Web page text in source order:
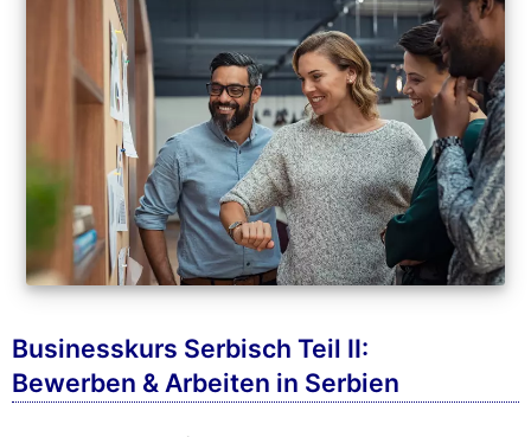
Businesskurs Serbisch Teil II:
Bewerben & Arbeiten in Serbien